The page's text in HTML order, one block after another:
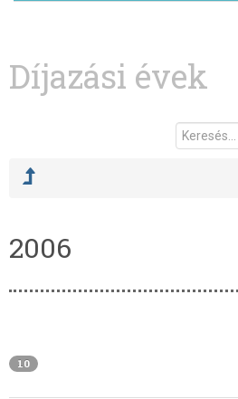
Díjazási évek
2006
10